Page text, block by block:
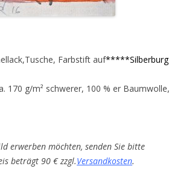
Farbstift auf*****Silberburg
170 g/m² schwerer, 100 % er Baumwolle,
erwerben möchten, senden Sie bitte
beträgt 90 € zzgl.Versandkosten.